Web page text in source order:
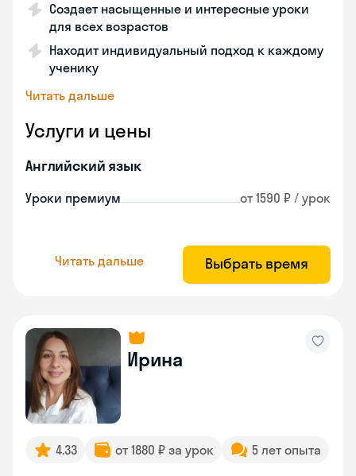
Создает насыщенные и интересные уроки
для всех возрастов
Находит индивидуальный подход к каждому
ученику
Читать дальше
Услуги и цены
Английский язык
Уроки премиум от 1590 ₽ / урок
Читать дальше Выбрать время
Ирина
4.33 от 1880 ₽ за урок 5 лет опыта